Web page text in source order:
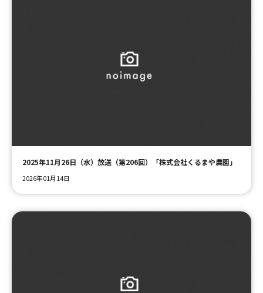
2025年11月26日（水）放送（第206回）「株式会社くるまや農園」
2026年01月14日